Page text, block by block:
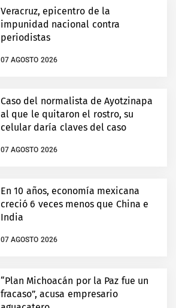
Veracruz, epicentro de la
impunidad nacional contra
periodistas
07 AGOSTO 2026
Caso del normalista de Ayotzinapa
al que le quitaron el rostro, su
celular daría claves del caso
07 AGOSTO 2026
En 10 años, economía mexicana
creció 6 veces menos que China e
India
07 AGOSTO 2026
“Plan Michoacán por la Paz fue un
fracaso”, acusa empresario